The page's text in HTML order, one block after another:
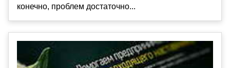
конечно, проблем достаточно...